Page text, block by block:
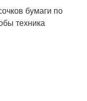
бумаги по
техника